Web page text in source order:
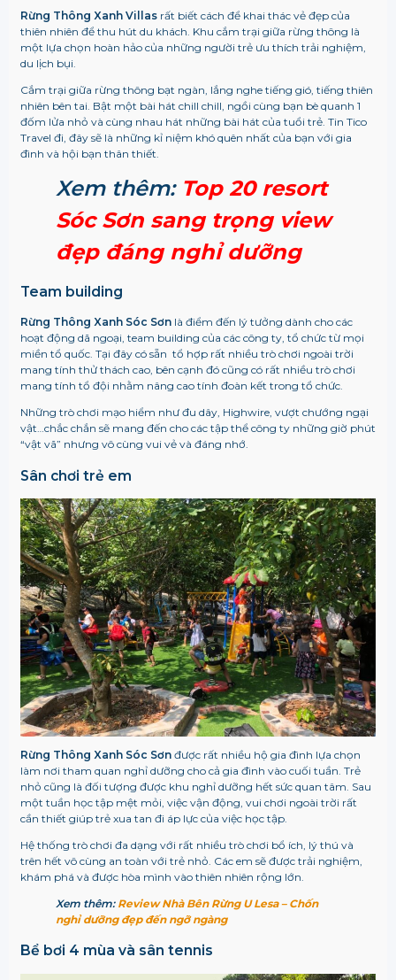
Rừng Thông Xanh Villasrất biết cách để khai thác vẻ đẹp của
thiên nhiên để thu hút du khách. Khu cắm trại giữa rừng thông là
một lựa chọn hoàn hảo của những người trẻ ưu thích trải nghiệm,
du lịch bụi.
Cắm trại giữa rừng thông bạt ngàn, lắng nghe tiếng gió, tiếng thiên
nhiên bên tai. Bật một bài hát chill chill, ngồi cùng bạn bè quanh 1
đốm lửa nhỏ và cùng nhau hát những bài hát của tuổi trẻ. Tin Tico
Travel đi, đây sẽ là những kỉ niệm khó quên nhất của bạn với gia
đình và hội bạn thân thiết.
Xem thêm: Top 20 resort
Sóc Sơn sang trọng view
đẹp đáng nghỉ dưỡng
Team building
Rừng Thông Xanh Sóc Sơnlà điểm đến lý tưởng dành cho các
hoạt động dã ngoại, team building của các công ty, tổ chức từ mọi
miền tổ quốc. Tại đây có sẵn tổ hợp rất nhiều trò chơi ngoài trời
mang tính thử thách cao, bên cạnh đó cũng có rất nhiều trò chơi
mang tính tổ đội nhằm nâng cao tính đoàn kết trong tổ chức.
Những trò chơi mạo hiểm như đu dây, Highwire, vượt chướng ngại
vật…chắc chắn sẽ mang đến cho các tập thể công ty những giờ phút
“vật vã” nhưng vô cùng vui vẻ và đáng nhớ.
Sân chơi trẻ em
Rừng Thông Xanh Sóc Sơnđược rất nhiều hộ gia đình lựa chọn
làm nơi tham quan nghỉ dưỡng cho cả gia đình vào cuối tuần. Trẻ
nhỏ cũng là đối tượng được khu nghỉ dưỡng hết sức quan tâm. Sau
một tuần học tập mệt mỏi, việc vận động, vui chơi ngoài trời rất
cần thiết giúp trẻ xua tan đi áp lực của việc học tập.
Hệ thống trò chơi đa dạng với rất nhiều trò chơi bổ ích, lý thú và
trên hết vô cùng an toàn với trẻ nhỏ. Các em sẽ được trải nghiệm,
khám phá và được hòa mình vào thiên nhiên rộng lớn.
Xem thêm:Review Nhà Bên Rừng U Lesa – Chốn
nghỉ dưỡng đẹp đến ngỡ ngàng
Bể bơi 4 mùa và sân tennis